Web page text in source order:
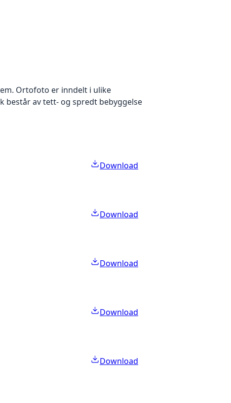
Ortofoto er inndelt i ulike
av tett- og spredt bebyggelse
Download
Download
Download
Download
Download